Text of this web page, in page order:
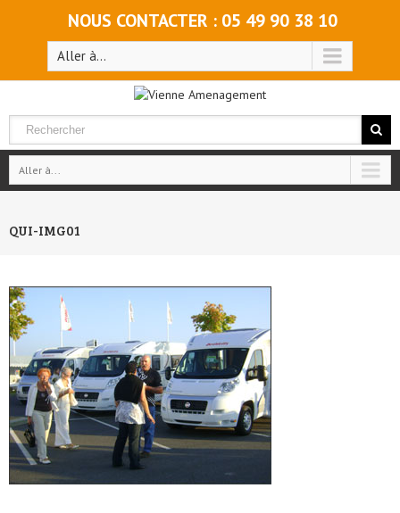
NOUS CONTACTER : 05 49 90 38 10
Aller à...
Aller à...
QUI-IMG01